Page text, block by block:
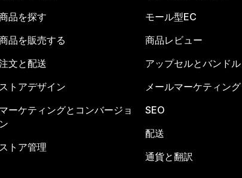
品を探す
品を販売する
文と配送
ストアデザイン
マーケティングとコンバージョ
ン
ストア管理
モール型EC
商品レビュー
アップセルとバンドル
メールマーケティング
SEO
配送
通貨と翻訳